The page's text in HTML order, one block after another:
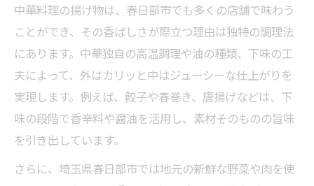
中華料理の揚げ物は、春日部市でも多くの店舗で味わう
ことができ、その香ばしさが際立つ理由は独特の調理法
にあります。中華独自の高温調理や油の種類、下味の工
夫によって、外はカリッと中はジューシーな仕上がりを
実現します。例えば、餃子や春巻き、唐揚げなどは、下
味の段階で香辛料や醤油を活用し、素材そのものの旨味
を引き出しています。
さらに、埼玉県春日部市では地元の新鮮な野菜や肉を使